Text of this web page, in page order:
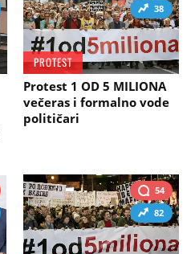
38
PROTEST
Protest 1 OD 5 MILIONA
večeras i formalno vode
političari
54
82